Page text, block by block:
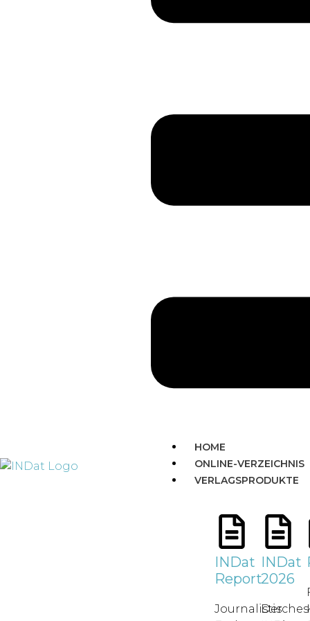
HOME
ONLINE-VERZEICHNIS
VERLAGSPRODUKTE
INDat
Report
Journalistisches
INDat
2026
Der